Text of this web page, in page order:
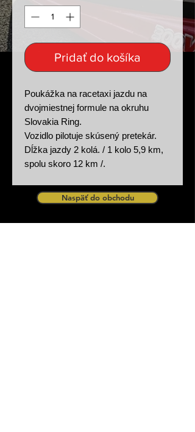
Pridať do košíka
Poukážka na racetaxi jazdu na
dvojmiestnej formule na okruhu
Slovakia Ring.
Vozidlo pilotuje skúsený pretekár.
Dĺžka jazdy 2 kolá. / 1 kolo 5,9 km,
spolu skoro 12 km /.
Naspäť do obchodu